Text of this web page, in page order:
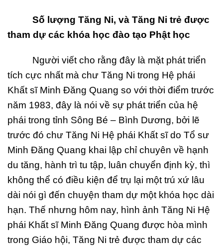
Số lượng Tăng Ni, và Tăng Ni trẻ được
tham d ự các khóa học đào tạo Phật học
Người viết cho rằng đây là mặt phát triển
tích cực nhất mà chư Tăng Ni trong Hệ phái
Khất sĩ Minh Đăng Quang so với thời điểm trước
năm 1983, đây là nói về sự phát triển của hệ
phái trong tỉnh Sông Bé – Bình Dương, bởi lẽ
trước đó chư Tăng Ni Hệ phái Khất sĩ do Tổ sư
Minh Đăng Quang khai lập chỉ chuyên về hạnh
du tăng, hành trì tu tập, luân chuyển định kỳ, thì
không thể có điều kiện để trụ lại một trú xứ lâu
dài nói gì đến chuyện tham dự một khóa học dài
hạn. Thế nhưng hôm nay, hình ảnh Tăng Ni Hệ
phái Khất sĩ Minh Đăng Quang được hòa mình
trong Giáo hội, Tăng Ni trẻ được tham dự các